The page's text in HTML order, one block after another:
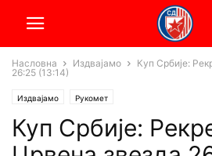
Насловна Издвајамо
Куп Србије:
26:25 (13:14)
Издвајамо Рукомет
Куп Србије: